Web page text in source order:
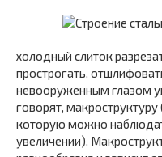
холодный слиток
прострогать,
невоору­женным глазом
говорят,
которую можно
увеличении).